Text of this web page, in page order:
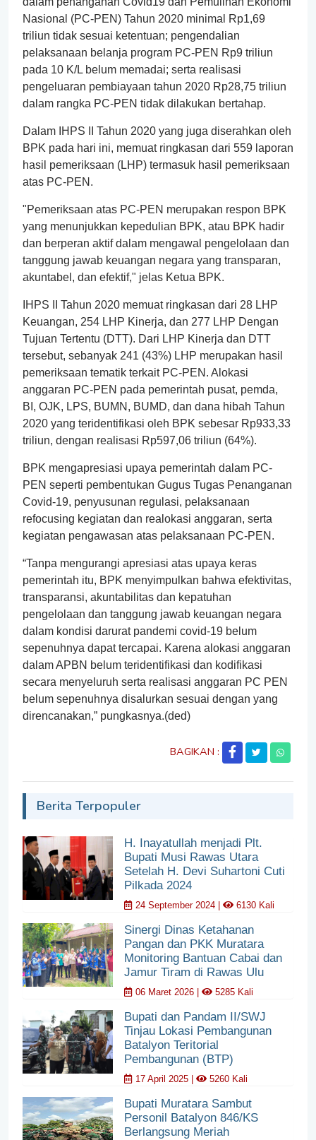
Nasional (PC-PEN) Tahun 2020 minimal Rp1,69
triliun tidak sesuai ketentuan; pengendalian
pelaksanaan belanja program PC-PEN Rp9 triliun
pada 10 K/L belum memadai; serta realisasi
pengeluaran pembiayaan tahun 2020 Rp28,75 triliun
dalam rangka PC-PEN tidak dilakukan bertahap.
Dalam IHPS II Tahun 2020 yang juga diserahkan oleh
BPK pada hari ini, memuat ringkasan dari 559 laporan
hasil pemeriksaan (LHP) termasuk hasil pemeriksaan
atas PC-PEN.
"Pemeriksaan atas PC-PEN merupakan respon BPK
yang menunjukkan kepedulian BPK, atau BPK hadir
dan berperan aktif dalam mengawal pengelolaan dan
tanggung jawab keuangan negara yang transparan,
akuntabel, dan efektif," jelas Ketua BPK.
IHPS II Tahun 2020 memuat ringkasan dari 28 LHP
Keuangan, 254 LHP Kinerja, dan 277 LHP Dengan
Tujuan Tertentu (DTT). Dari LHP Kinerja dan DTT
tersebut, sebanyak 241 (43%) LHP merupakan hasil
pemeriksaan tematik terkait PC-PEN. Alokasi
anggaran PC-PEN pada pemerintah pusat, pemda,
BI, OJK, LPS, BUMN, BUMD, dan dana hibah Tahun
2020 yang teridentifikasi oleh BPK sebesar Rp933,33
triliun, dengan realisasi Rp597,06 triliun (64%).
BPK mengapresiasi upaya pemerintah dalam PC-
PEN seperti pembentukan Gugus Tugas Penanganan
Covid-19, penyusunan regulasi, pelaksanaan
refocusing kegiatan dan realokasi anggaran, serta
kegiatan pengawasan atas pelaksanaan PC-PEN.
“Tanpa mengurangi apresiasi atas upaya keras
pemerintah itu, BPK menyimpulkan bahwa efektivitas,
transparansi, akuntabilitas dan kepatuhan
pengelolaan dan tanggung jawab keuangan negara
dalam kondisi darurat pandemi covid-19 belum
sepenuhnya dapat tercapai. Karena alokasi anggaran
dalam APBN belum teridentifikasi dan kodifikasi
secara menyeluruh serta realisasi anggaran PC PEN
belum sepenuhnya disalurkan sesuai dengan yang
direncanakan,” pungkasnya.(ded)
BAGIKAN :
Berita Terpopuler
H. Inayatullah menjadi Plt.
Bupati Musi Rawas Utara
Setelah H. Devi Suhartoni Cuti
Pilkada 2024
24 September 2024 | 6130 Kali
Sinergi Dinas Ketahanan
Pangan dan PKK Muratara
Monitoring Bantuan Cabai dan
Jamur Tiram di Rawas Ulu
06 Maret 2026 | 5285 Kali
Bupati dan Pandam II/SWJ
Tinjau Lokasi Pembangunan
Batalyon Teritorial
Pembangunan (BTP)
17 April 2025 | 5260 Kali
Bupati Muratara Sambut
Personil Batalyon 846/KS
Berlangsung Meriah